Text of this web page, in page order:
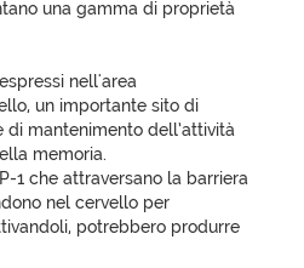
una gamma di proprietà
nell'area
un importante sito di
di mantenimento dell’attività
memoria.
1 che attraversano la barriera
nel cervello per
potrebbero produrre